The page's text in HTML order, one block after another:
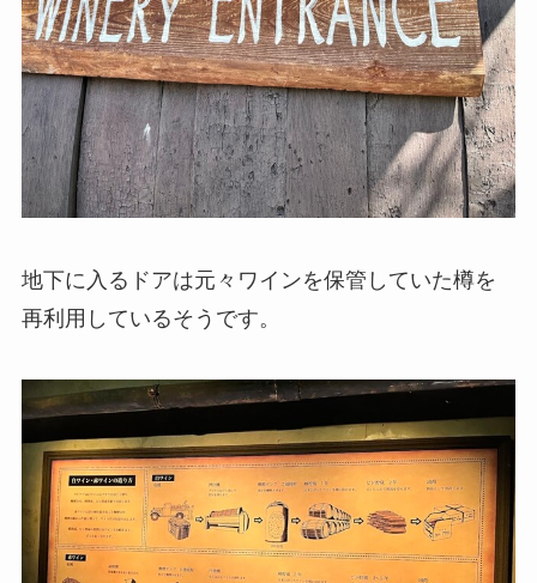
地下に入るドアは元々ワインを保管していた樽を
再利用しているそうです。